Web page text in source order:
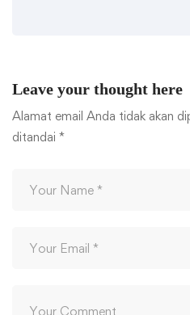
Leave your thought here
Alamat email Anda tidak akan
ditandai *